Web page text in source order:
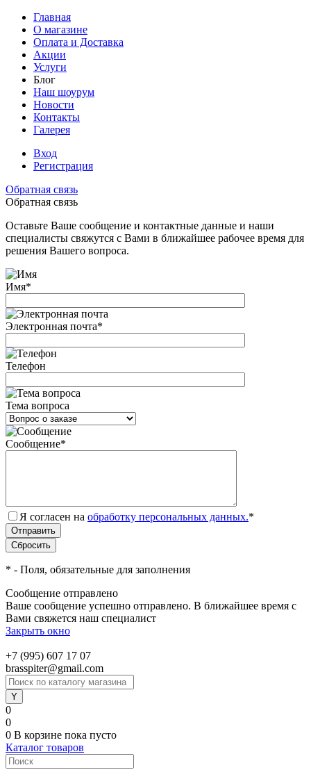
Главная
О магазине
Оплата и Доставка
Акции
Услуги
Блог
Наш шоурум
Новости
Контакты
Галерея
Вход
Регистрация
Обратная связь
Обратная связь
Оставьте Ваше сообщение и контактные данные и наши
специалисты свяжутся с Вами в ближайшее рабочее время для
решения Вашего вопроса.
Имя*
Электронная почта*
Телефон
Тема вопроса
Сообщение*
Я согласен на обработку персональных данных.*
* - Поля, обязательные для заполнения
Сообщение отправлено
Ваше сообщение успешно отправлено. В ближайшее время с
Вами свяжется наш специалист
Закрыть окно
+7 (995) 607 17 07
brasspiter@gmail.com
0
0
0 В корзине пока пусто
Каталог товаров